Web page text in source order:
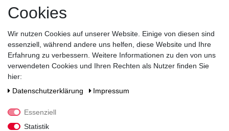
Hersteller / Importeur
Stiegl Privatbrauerei, Kendlerstraße 1, 5017 Salzburg, Österreich
Cookies
Wir nutzen Cookies auf unserer Website. Einige von diesen sind
essenziell, während andere uns helfen, diese Website und Ihre
Erfahrung zu verbessern. Weitere Informationen zu den von uns
verwendeten Cookies und Ihren Rechten als Nutzer finden Sie
hier:
Daten­schutz­erklärung
Impressum
Essenziell
Statistik